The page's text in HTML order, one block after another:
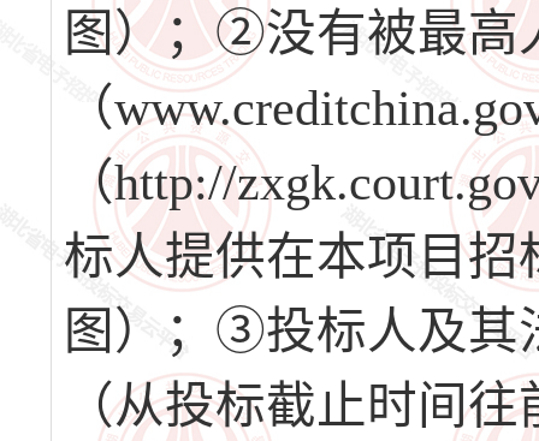
图）；②没有被最高
（
（http://
标人提供在本项目
图）；③投标人及其
（从投标截止时间